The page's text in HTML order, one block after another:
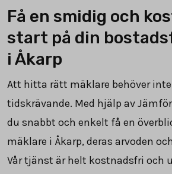
Få en smidig och
start på din
i Åkarp
Att hitta rätt mäklare behöver
tidskrävande. Med hjälp av
du snabbt och enkelt få en
mäklare i Åkarp, deras arvoden
Vår tjänst är helt kostnadsfri och